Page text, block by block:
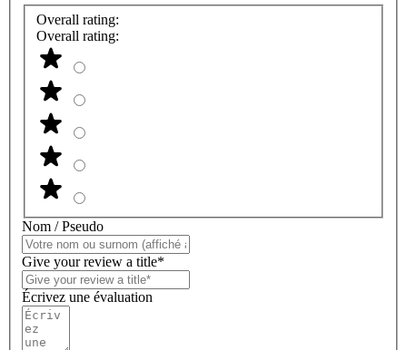
Overall rating:
Overall rating:
Nom / Pseudo
Give your review a title*
Écrivez une évaluation